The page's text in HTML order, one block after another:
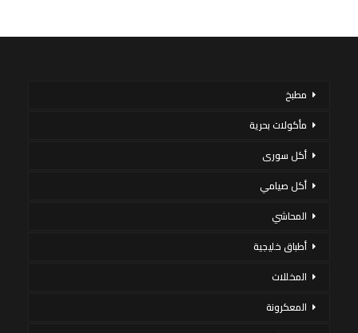
مطبخ
مأكولات بحرية
أكل سورى
أكل صيامي
المحاشي
أطباق خليجية
المخللات
المعكرونة